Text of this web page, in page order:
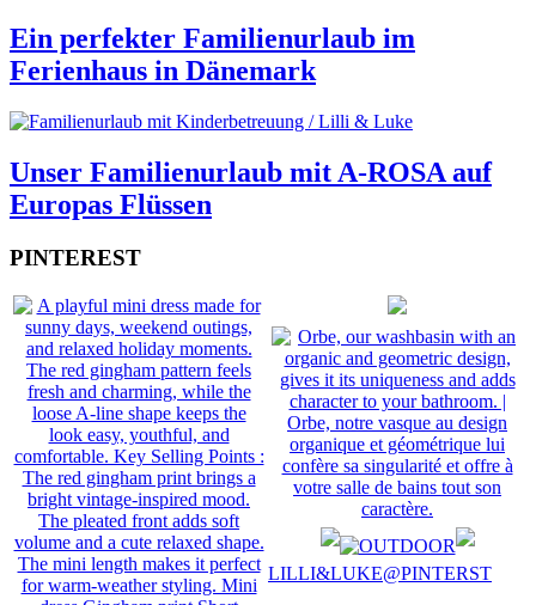
Ein perfekter Familienurlaub im
Ferienhaus in Dänemark
Unser Familienurlaub mit A-ROSA auf
Europas Flüssen
PINTEREST
LILLI&LUKE@PINTERST